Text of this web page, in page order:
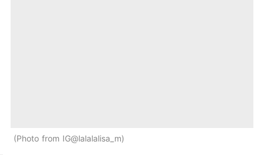
Photo from IG@lalalalisa_m